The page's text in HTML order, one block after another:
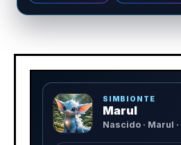
SIMBIONTE
Marul
Nascido · Marul